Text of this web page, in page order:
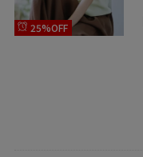
25%OFF